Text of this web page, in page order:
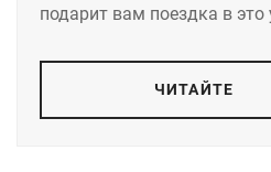
подарит вам поездка в
ЧИТАЙТЕ